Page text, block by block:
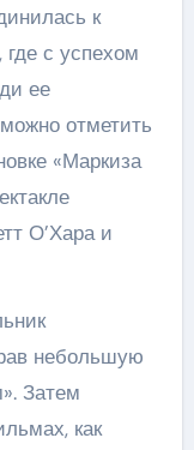
к
с успехом
ее
отметить
«Маркиза
О’Хара и
небольшую
Затем
как